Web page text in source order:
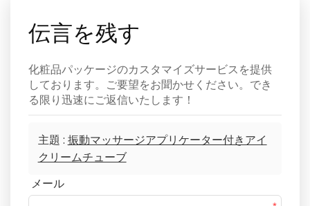
伝言を残す
化粧品パッケージのカスタマイズサービスを提供
しております。ご要望をお聞かせください。でき
る限り迅速にご返信いたします！
主題 : 振動マッサージアプリケーター付きアイ
クリームチューブ
メール